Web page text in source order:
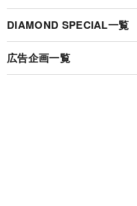
DIAMOND SPECIAL一覧
広告企画一覧